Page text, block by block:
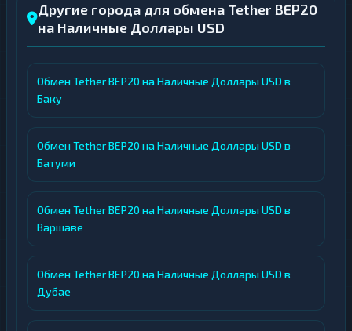
Другие города для обмена Tether BEP20
на Наличные Доллары USD
Обмен Tether BEP20 на Наличные Доллары USD в
Баку
Обмен Tether BEP20 на Наличные Доллары USD в
Батуми
Обмен Tether BEP20 на Наличные Доллары USD в
Варшаве
Обмен Tether BEP20 на Наличные Доллары USD в
Дубае